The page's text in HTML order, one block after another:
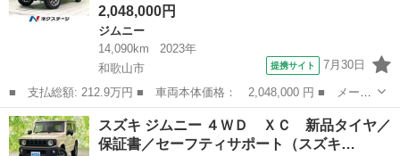
2,048,000円
ジムニー
14,090km
2023年
和歌山市
提携サイト 7月30日
■ 支払総額: 212.9万円 ■ 車両本体価格： 2,048,000 円 ■ メーカ
ー名： スズキ ■ 車種名： ジムニー ■ グレード名： ＸＣ ４
ＷＤ ディスプレイオーディオ バックカメラ 衝突被害軽減システ
ム 禁煙...
和歌山 和歌山市 ジムニー
スズキ ジムニー ４ＷＤ ＸＣ 新品タイヤ／
保証書／セーフティサポート（スズキ…